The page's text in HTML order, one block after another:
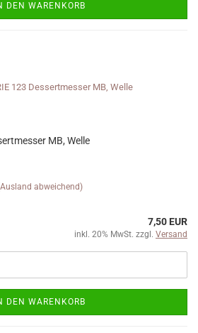
DEN WARENKORB
MB, Welle
abweichend)
7,50 EUR
inkl. 20% MwSt. zzgl. Versand
DEN WARENKORB